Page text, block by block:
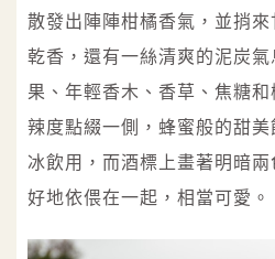
散發出陣陣柑橘香氣，並捎
乾香，還有一絲清爽的泥炭
果、年輕香木、香草、焦糖
辣度點綴一側，蜂蜜般的甜
冰飲用，而酒標上畫著明暗
好地依偎在一起，相當可愛。